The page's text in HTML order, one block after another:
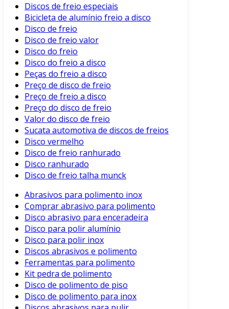
Discos de freio especiais
Bicicleta de alumínio freio a disco
Disco de freio
Disco de freio valor
Disco do freio
Disco do freio a disco
Peças do freio a disco
Preço de disco de freio
Preço de freio a disco
Preço do disco de freio
Valor do disco de freio
Sucata automotiva de discos de freios
Disco vermelho
Disco de freio ranhurado
Disco ranhurado
Disco de freio talha munck
Abrasivos para polimento inox
Comprar abrasivo para polimento
Disco abrasivo para enceradeira
Disco para polir alumínio
Disco para polir inox
Discos abrasivos e polimento
Ferramentas para polimento
Kit pedra de polimento
Disco de polimento de piso
Disco de polimento para inox